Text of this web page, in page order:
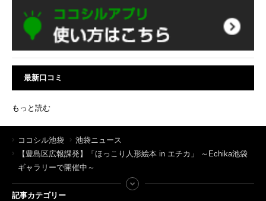
最新口コミ
もっと読む
ココシル池袋
池袋ニュース
【豊島区広報課発】「ほっこり人形絵本 in エチカ」 ～Echika池袋
ギャラリーで開催中～
記事カテゴリー